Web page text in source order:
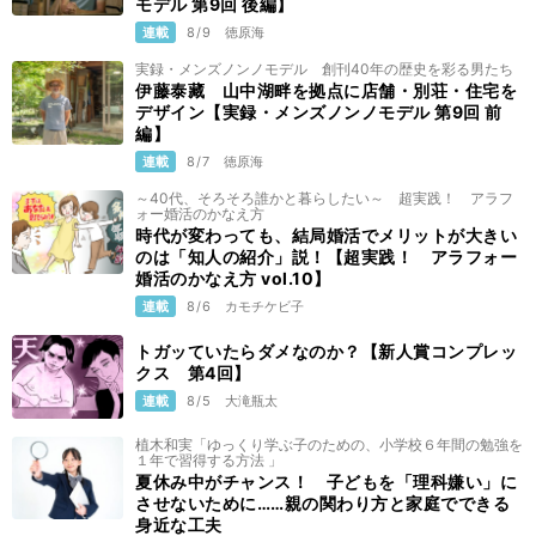
連載 8/9 徳原海
実録・メンズノンノモデル 創刊40年の歴史を彩る男たち
伊藤泰藏 山中湖畔を拠点に店舗・別荘・住宅を
デザイン【実録・メンズノンノモデル 第9回 前
編】
連載 8/7 徳原海
～40代、そろそろ誰かと暮らしたい～ 超実践！ アラフ
ォー婚活のかなえ方
時代が変わっても、結局婚活でメリットが大きい
のは「知人の紹介」説！【超実践！ アラフォー
婚活のかなえ方 vol.10】
連載 8/6 カモチケビ子
トガッていたらダメなのか？【新人賞コンプレッ
クス 第4回】
連載 8/5 大滝瓶太
植木和実「ゆっくり学ぶ子のための、小学校６年間の勉強を
１年で習得する方法 」
夏休み中がチャンス！ 子どもを「理科嫌い」に
させないために……親の関わり方と家庭でできる
身近な工夫